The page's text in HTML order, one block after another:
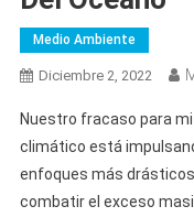
Medio Ambiente
Diciembre 2, 2022
Nuestro fracaso para
climático está
enfoques más
combatir el exceso